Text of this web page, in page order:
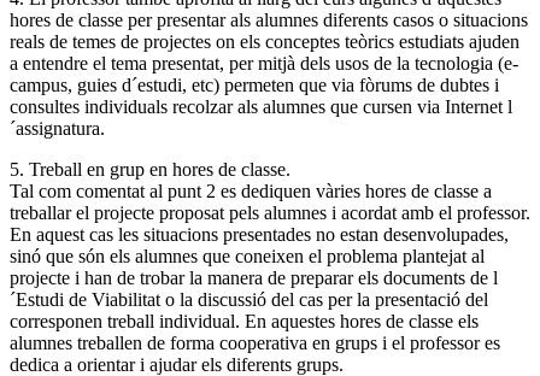
hores de classe per presentar als alumnes diferents casos o situacions
reals de temes de projectes on els conceptes teòrics estudiats ajuden
a entendre el tema presentat, per mitjà dels usos de la tecnologia (e-
campus, guies d´estudi, etc) permeten que via fòrums de dubtes i
consultes individuals recolzar als alumnes que cursen via Internet l
´assignatura.
5. Treball en grup en hores de classe.
Tal com comentat al punt 2 es dediquen vàries hores de classe a
treballar el projecte proposat pels alumnes i acordat amb el professor.
En aquest cas les situacions presentades no estan desenvolupades,
sinó que són els alumnes que coneixen el problema plantejat al
projecte i han de trobar la manera de preparar els documents de l
´Estudi de Viabilitat o la discussió del cas per la presentació del
corresponen treball individual. En aquestes hores de classe els
alumnes treballen de forma cooperativa en grups i el professor es
dedica a orientar i ajudar els diferents grups.